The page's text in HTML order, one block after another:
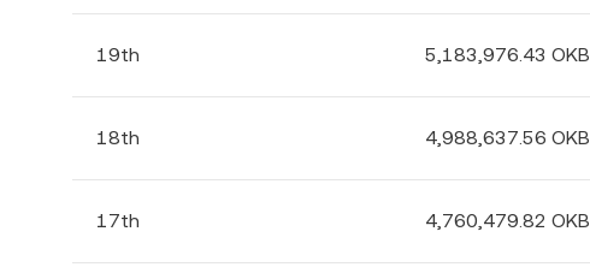
19th 5,183,976.43 OKB
18th 4,988,637.56 OKB
17th 4,760,479.82 OKB